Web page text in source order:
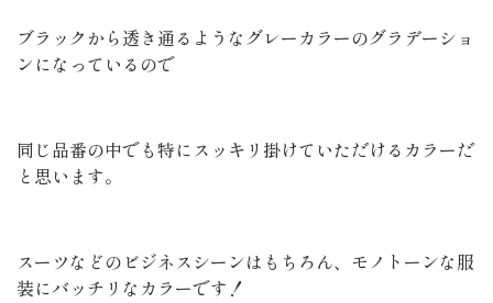
ブラックから透き通るようなグレーカラーのグラデーショ
ンになっているので
同じ品番の中でも特にスッキリ掛けていただけるカラーだ
と思います。
スーツなどのビジネスシーンはもちろん、モノトーンな服
装にバッチリなカラーです！